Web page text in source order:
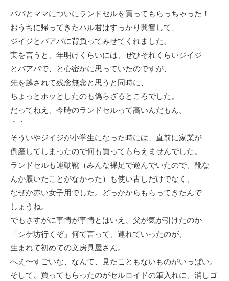
パパとママについにランドセルを買ってもらっちゃった！
おうちに帰ってきたハル君はすっかり興奮して、
ジイジとバアバに背負ってみせてくれました。
実を言うと、年明けくらいには、ぜひそれくらいジイジ
とバアバで、と心密かに思っていたのですが、
先を越されて残念無念と思うと同時に、
ちょっとホッとしたのも偽らざるところでした。
だってねえ、今時のランドセルって高いんだもん。
｀｀
そういやジイジが小学生になった時には、直前に家業が
倒産してしまったので何も買ってもらえませんでした。
ランドセルも運動靴（みんな裸足で遊んでいたので、靴な
んか履いたことがなかった）も使い古しだけでなく、
なぜか赤い女子用でした。どっかからもらってきたんで
しょうね。
でもさすがに事情が事情とはいえ、父が気が引けたのか
「シゲ坊行くぞ」何て言って、連れていったのが、
生まれて初めての文房具屋さん。
へえ〜すごいな、なんて、見たこともないものがいっぱい。
そして、買ってもらったのがセルロイドの筆入れに、消しゴ